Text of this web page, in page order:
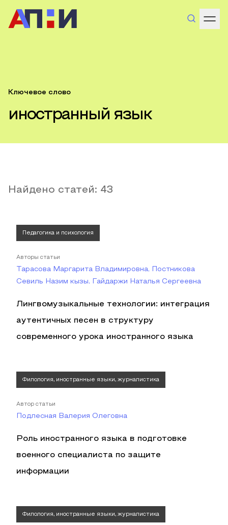
Ключевое слово
иностранный язык
Найдено статей: 43
Педагогика и психология
Авторы статьи
Тарасова Маргарита Владимировна, Постникова
Севиль Назим кызы, Гайдаржи Наталья Сергеевна
Лингвомузыкальные технологии: интеграция
аутентичных песен в структуру
современного урока иностранного языка
Филология, иностранные языки, журналистика
Автор статьи
Подлесная Валерия Олеговна
Роль иностранного языка в подготовке
военного специалиста по защите
информации
Филология, иностранные языки, журналистика